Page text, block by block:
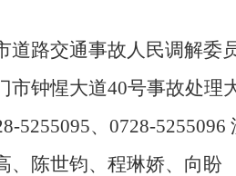
道路交通事故人民调解委
市钟惺大道40号事故处理
5255095、0728-5255096
、陈世钧、程琳娇、向盼